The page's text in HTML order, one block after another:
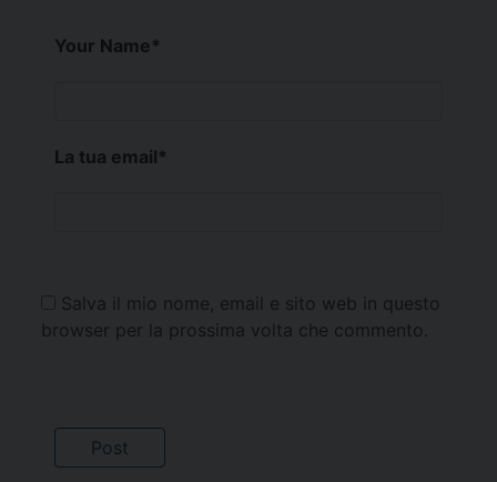
Your Name*
La tua email*
Salva il mio nome, email e sito web in questo
browser per la prossima volta che commento.